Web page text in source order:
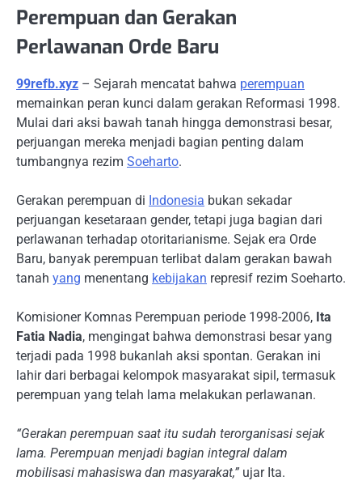
Perempuan dan Gerakan
Perlawanan Orde Baru
99refb.xyz – Sejarah mencatat bahwa perempuan
memainkan peran kunci dalam gerakan Reformasi 1998.
Mulai dari aksi bawah tanah hingga demonstrasi besar,
perjuangan mereka menjadi bagian penting dalam
tumbangnya rezim Soeharto.
Gerakan perempuan di Indonesia bukan sekadar
perjuangan kesetaraan gender, tetapi juga bagian dari
perlawanan terhadap otoritarianisme. Sejak era Orde
Baru, banyak perempuan terlibat dalam gerakan bawah
tanah yang menentang kebijakan represif rezim Soeharto.
Komisioner Komnas Perempuan periode 1998-2006, Ita
Fatia Nadia, mengingat bahwa demonstrasi besar yang
terjadi pada 1998 bukanlah aksi spontan. Gerakan ini
lahir dari berbagai kelompok masyarakat sipil, termasuk
perempuan yang telah lama melakukan perlawanan.
“Gerakan perempuan saat itu sudah terorganisasi sejak
lama. Perempuan menjadi bagian integral dalam
mobilisasi mahasiswa dan masyarakat,” ujar Ita.